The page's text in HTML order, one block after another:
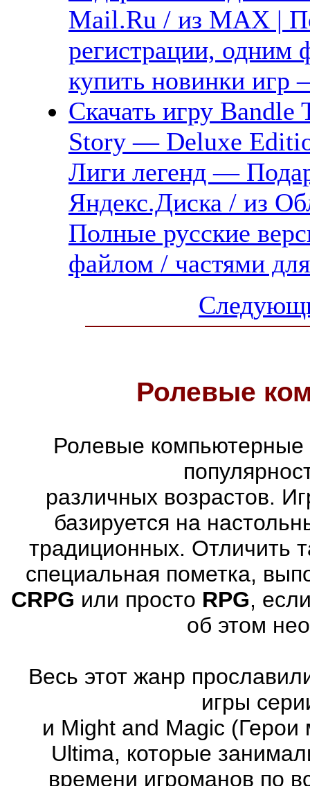
Mail.Ru / из MAX |
регистрации, одним
купить новинки
Скачать игру Bandle
Story — Deluxe
Лиги легенд —
Яндекс.Диска / из
Полные русские
файлом / частями
Ролевые
Ролевые компьютерные
различных возрастов.
базируется на
традиционных. Отличить
специальная пометка,
CRPG или просто RPG,
об этом
Весь этот жанр
игры
и Might and Magic
Ultima, которые
времени игроманов по